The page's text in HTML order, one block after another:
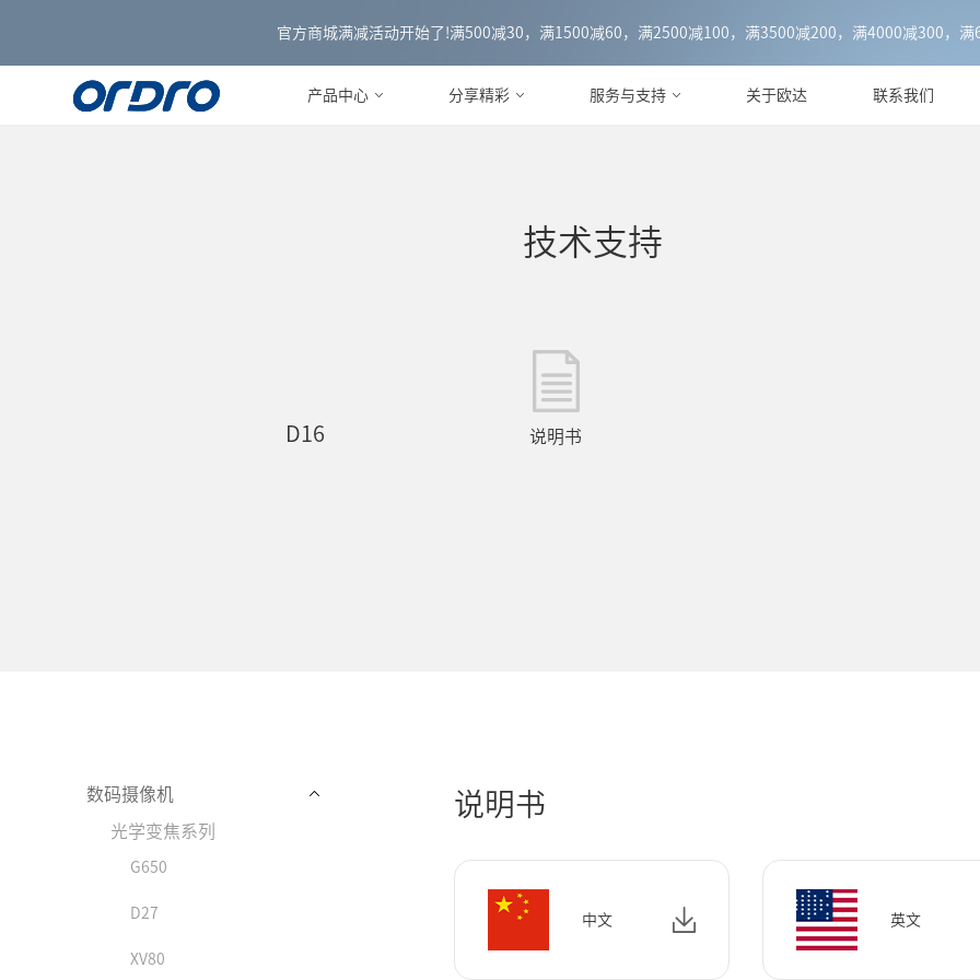
官方商城满减活动开始了!满500减30，满1500减60，满2500减100，满3500减200，满4000减300，满
产品中心 分享精彩 服务与支持 关于欧达 联系我们
D16
技术支持
说明书
数码摄像机
光学变焦系列
G650
D27
XV80
说明书
中文 英文